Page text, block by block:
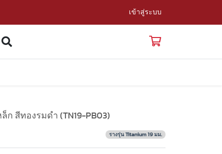
เข้าสู่ระบบ
ล็ก สีทองรมดำ (TN19-PB03)
รางรุ่น Titanium 19 มม.